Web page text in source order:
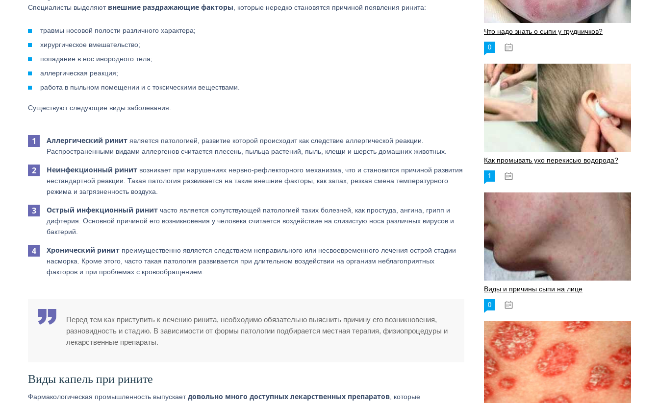
Специалисты выделяют внешние раздражающие факторы , которые нередко становятся причиной появления ринита:
травмы носовой полости различного характера;
хирургическое вмешательство;
попадание в нос инородного тела;
аллергическая реакция;
работа в пыльном помещении и с токсическими веществами.
Существуют следующие виды заболевания:
Аллергический ринит является патологией, развитие которой происходит как следствие аллергической реакции.
Распространенными видами аллергенов считается плесень, пыльца растений, пыль, клещи и шерсть домашних животных.
Неинфекционный ринит возникает при нарушениях нервно-рефлекторного механизма, что и становится причиной развития
нестандартной реакции. Такая патология развивается на такие внешние факторы, как запах, резкая смена температурного
режима и загрязненность воздуха.
Острый инфекционный ринит часто является сопутствующей патологией таких болезней, как простуда, ангина, грипп и
дифтерия. Основной причиной его возникновения у человека считается воздействие на слизистую носа различных вирусов и
бактерий.
Хронический ринит преимущественно является следствием неправильного или несвоевременного лечения острой стадии
насморка. Кроме этого, часто такая патология развивается при длительном воздействии на организм неблагоприятных
факторов и при проблемах с кровообращением.
Перед тем как приступить к лечению ринита, необходимо обязательно выяснить причину его возникновения,
разновидность и стадию. В зависимости от формы патологии подбирается местная терапия, физиопроцедуры и
лекарственные препараты.
Виды капель при рините
Фармакологическая промышленность выпускаетдовольно много доступных лекарственных препаратов , которые
Что надо знать о сыпи у грудничков?
0
Как промывать ухо перекисью водорода?
1
Виды и причины сыпи на лице
0